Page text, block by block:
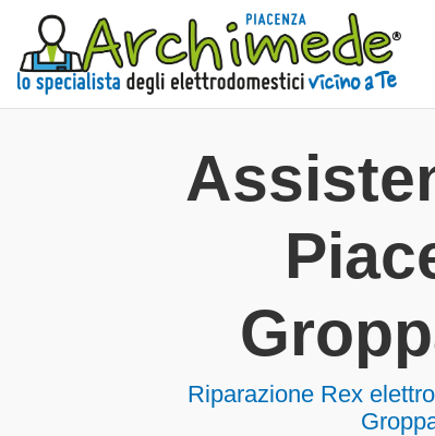
Riparazione Rex